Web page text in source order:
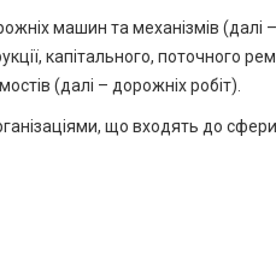
машин та механізмів (далі –
капітального, поточного
(далі – дорожніх робіт).
що входять до сфери